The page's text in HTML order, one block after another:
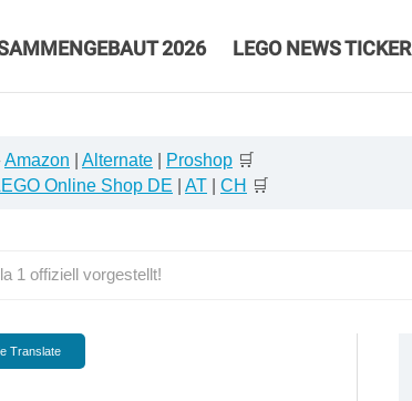
2026 LEGO NEWS TICKER
Amazon Alternate Proshop 🛒
Online Shop DE AT CH 🛒
1 offiziell vorgestellt!
Translate